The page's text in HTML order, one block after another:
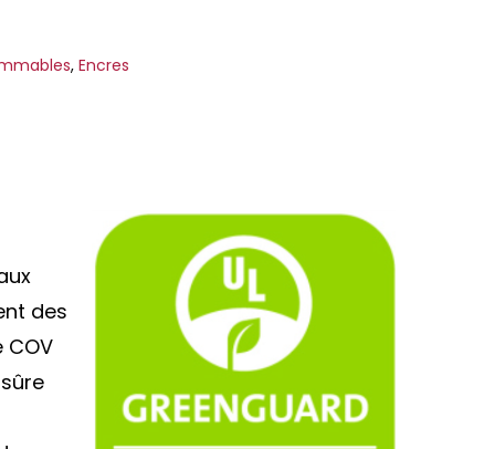
,Encres
des